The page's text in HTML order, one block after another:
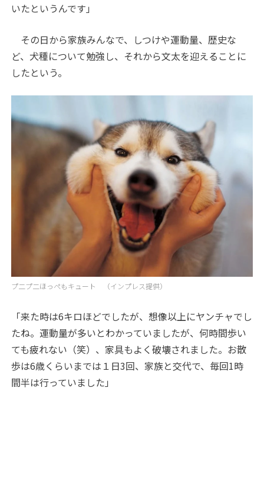
いたというんです」
その日から家族みんなで、しつけや運動量、歴史な
ど、犬種について勉強し、それから文太を迎えることに
したという。
プ二プ二ほっぺもキュート （インプレス提供）
「来た時は6キロほどでしたが、想像以上にヤンチャでし
たね。運動量が多いとわかっていましたが、何時間歩い
ても疲れない（笑）、家具もよく破壊されました。お散
歩は6歳くらいまでは１日3回、家族と交代で、毎回1時
間半は行っていました」